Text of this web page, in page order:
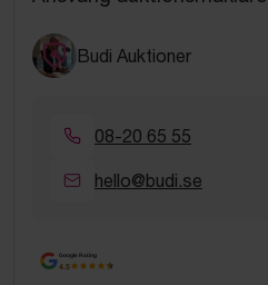
Budi Auktioner
08-20 65 55
hello@budi.se
Google Rating
4.5